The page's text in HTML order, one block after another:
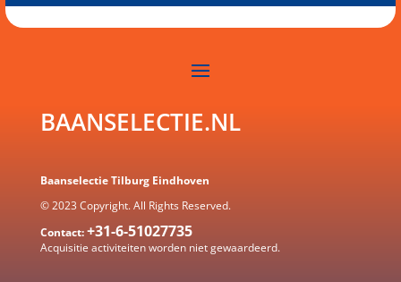
BAANSELECTIE.NL
Baanselectie Tilburg Eindhoven
© 2023 Copyright. All Rights Reserved.
Contact:+31-6-51027735
Acquisitie activiteiten wordenniet gewaardeerd.